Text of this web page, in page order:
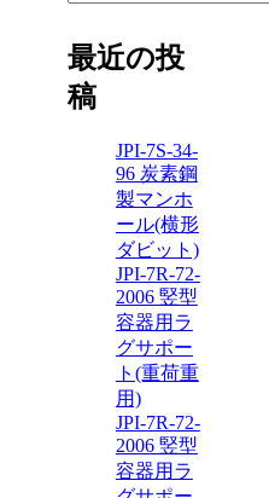
最近の投
稿
JPI-7S-34-
96 炭素鋼
製マンホ
ール(横形
ダビット)
JPI-7R-72-
2006 竪型
容器用ラ
グサポー
ト(重荷重
用)
JPI-7R-72-
2006 竪型
容器用ラ